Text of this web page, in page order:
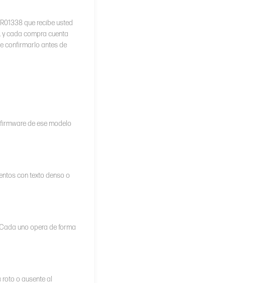
que recibe usted
y cada compra cuenta
confirmarlo antes de
de ese modelo
con texto denso o
uno opera de forma
o ausente al